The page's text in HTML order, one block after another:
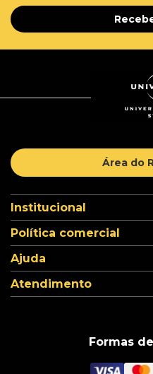
Área do
Institucional
Política comercial
Ajuda
Atendimento
Formas